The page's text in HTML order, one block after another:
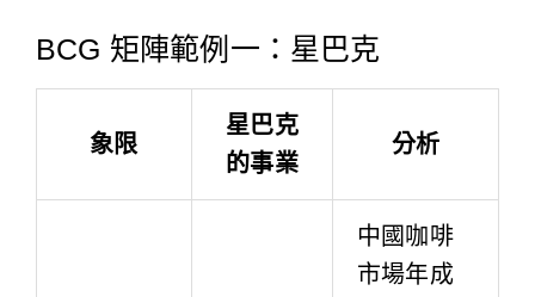
BCG 矩陣範例一：星巴克
象限
星巴克
的事業
分析
中國咖啡
市場年成